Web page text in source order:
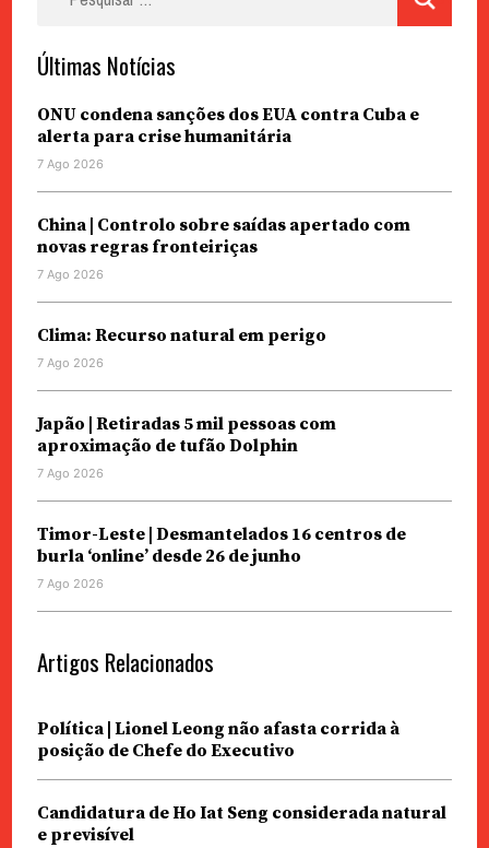
Últimas Notícias
ONU condena sanções dos EUA contra Cuba e
alerta para crise humanitária
7 Ago 2026
China | Controlo sobre saídas apertado com
novas regras fronteiriças
7 Ago 2026
Clima: Recurso natural em perigo
7 Ago 2026
Japão | Retiradas 5 mil pessoas com
aproximação de tufão Dolphin
7 Ago 2026
Timor-Leste | Desmantelados 16 centros de
burla ‘online’ desde 26 de junho
7 Ago 2026
Artigos Relacionados
Política | Lionel Leong não afasta corrida à
posição de Chefe do Executivo
Candidatura de Ho Iat Seng considerada natural
e previsível